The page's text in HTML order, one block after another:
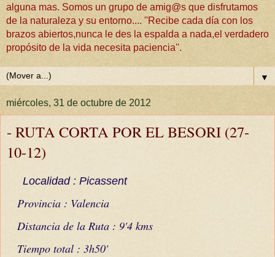
alguna mas. Somos un grupo de amig@s que disfrutamos
de la naturaleza y su entorno.... ''Recibe cada día con los
brazos abiertos,nunca le des la espalda a nada,el verdadero
propósito de la vida necesita paciencia''.
▼
miércoles, 31 de octubre de 2012
- RUTA CORTA POR EL BESORI (27-
10-12)
Localidad : Picassent
Provincia : Valencia
Distancia de la Ruta : 9'4 kms
Tiempo total : 3h50'